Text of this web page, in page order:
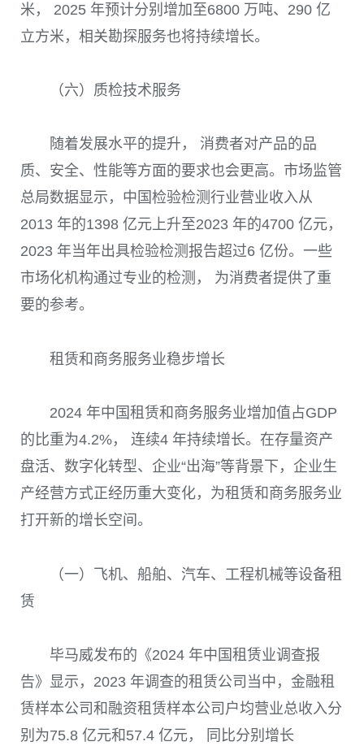
米， 2025 年预计分别增加至6800 万吨、290 亿
立方米，相关勘探服务也将持续增长。
（六）质检技术服务
随着发展水平的提升， 消费者对产品的品
质、安全、性能等方面的要求也会更高。市场监管
总局数据显示，中国检验检测行业营业收入从
2013 年的1398 亿元上升至2023 年的4700 亿元，
2023 年当年出具检验检测报告超过6 亿份。一些
市场化机构通过专业的检测， 为消费者提供了重
要的参考。
租赁和商务服务业稳步增长
2024 年中国租赁和商务服务业增加值占GDP
的比重为4.2%， 连续4 年持续增长。在存量资产
盘活、数字化转型、企业“出海”等背景下，企业生
产经营方式正经历重大变化，为租赁和商务服务业
打开新的增长空间。
（一）飞机、船舶、汽车、工程机械等设备租
赁
毕马威发布的《2024 年中国租赁业调查报
告》显示，2023 年调查的租赁公司当中，金融租
赁样本公司和融资租赁样本公司户均营业总收入分
别为75.8 亿元和57.4 亿元， 同比分别增长